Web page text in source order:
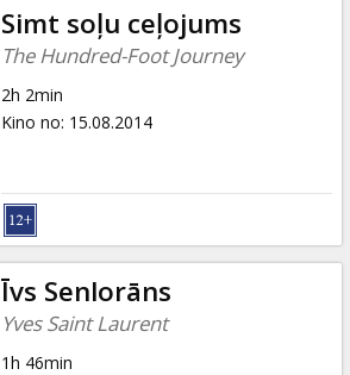
Simt soļu ceļojums
The Hundred-Foot Journey
2h 2min
Kino no: 15.08.2014
Īvs Senlorāns
Yves Saint Laurent
1h 46min